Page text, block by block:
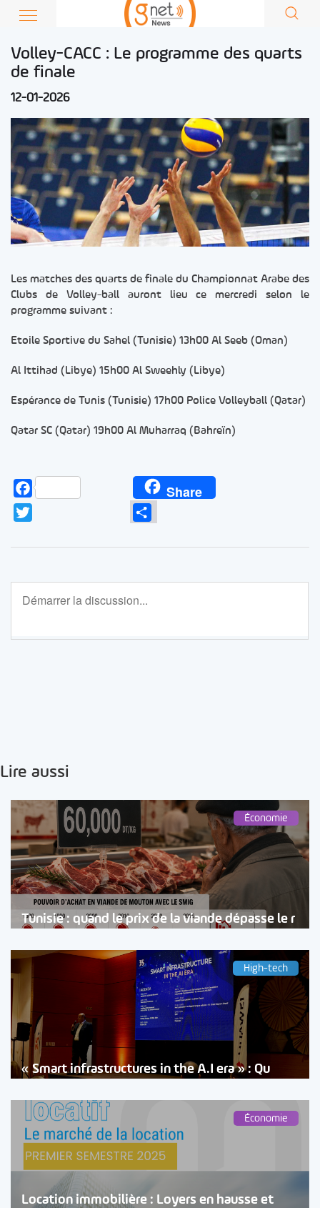
Volley-CACC : Le programme des quarts
de finale
12-01-2026
Les matches des quarts de finale du Championnat Arabe des
Clubs de Volley-ball auront lieu ce mercredi selon le
programme suivant :
Etoile Sportive du Sahel (Tunisie) 13h00 Al Seeb (Oman)
Al Ittihad (Libye) 15h00 Al Sweehly (Libye)
Espérance de Tunis (Tunisie) 17h00 Police Volleyball (Qatar)
Qatar SC (Qatar) 19h00 Al Muharraq (Bahreïn)
Facebook Share
Lire aussi
Économie
Tunisie : quand le prix de la viande dépasse le r
High-tech
« Smart infrastructures in the A.I era » : Qu
Économie
Location immobilière : Loyers en hausse et